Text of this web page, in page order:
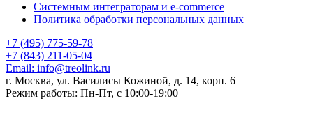
Системным интеграторам и e-commerce
Политика обработки персональных данных
+7 (495) 775-59-78
+7 (843) 211-05-04
Email: info@treolink.ru
г. Москва, ул. Василисы Кожиной, д. 14, корп. 6
Режим работы: Пн-Пт, с 10:00-19:00